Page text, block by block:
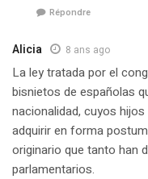
Répondre
Alicia 8 ans ago
La ley tratada por el
bisnietos de españolas
nacionalidad, cuyos
adquirir en forma
originario que tanto han
parlamentarios.